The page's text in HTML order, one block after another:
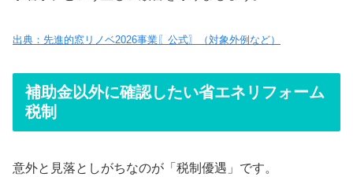
出典：先進的窓リノベ2026事業〖公式〗（対象外例など）
補助金以外に確認したい省エネリフォーム
税制
意外と見落としがちなのが「税制優遇」です。